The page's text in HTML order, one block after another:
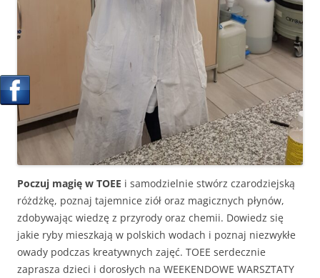
Poczuj magię w TOEE i samodzielnie stwórz czarodziejską
różdżkę, poznaj tajemnice ziół oraz magicznych płynów,
zdobywając wiedzę z przyrody oraz chemii. Dowiedz się
jakie ryby mieszkają w polskich wodach i poznaj niezwykłe
owady podczas kreatywnych zajęć. TOEE serdecznie
zaprasza dzieci i dorosłych na WEEKENDOWE WARSZTATY